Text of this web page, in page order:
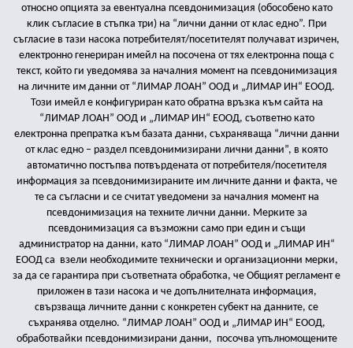
относно опцията за евентуална псевдонимизация (обособено като
клик съгласие в стъпка три) на “лични данни от клас едно”. При
съгласие в тази насока потребителят/посетителят получават изричен,
електронно генериран имейл на посочена от тях електронна поща с
текст, който ги уведомява за началния момент на псевдонимизация
на личните им данни от “ЛИМАР ЛОАН” ООД и „ЛИМАР ИН“ ЕООД.
Този имейл е конфигуриран като обратна връзка към сайта на
“ЛИМАР ЛОАН” ООД и „ЛИМАР ИН“ ЕООД, съответно като
електронна препратка към базата данни, съхраняваща “лични данни
от клас едно – раздел псевдонимизирани лични данни”, в която
автоматично постъпва потвърдената от потребителя/посетителя
информация за псевдонимизираните им личните данни и факта, че
те са съгласни и се считат уведомени за началния момент на
псевдонимизация на техните лични данни. Мерките за
псевдонимизация са възможни само при един и същи
администратор на данни, като “ЛИМАР ЛОАН” ООД и „ЛИМАР ИН“
ЕООД са взели необходимите технически и организационни мерки,
за да се гарантира при съответната обработка, че Общият регламент е
приложен в тази насока и че допълнителната информация,
свързваща личните данни с конкретен субект на данните, се
съхранява отделно. “ЛИМАР ЛОАН” ООД и „ЛИМАР ИН“ ЕООД,
обработвайки псевдонимизирани данни, посочва упълномощените